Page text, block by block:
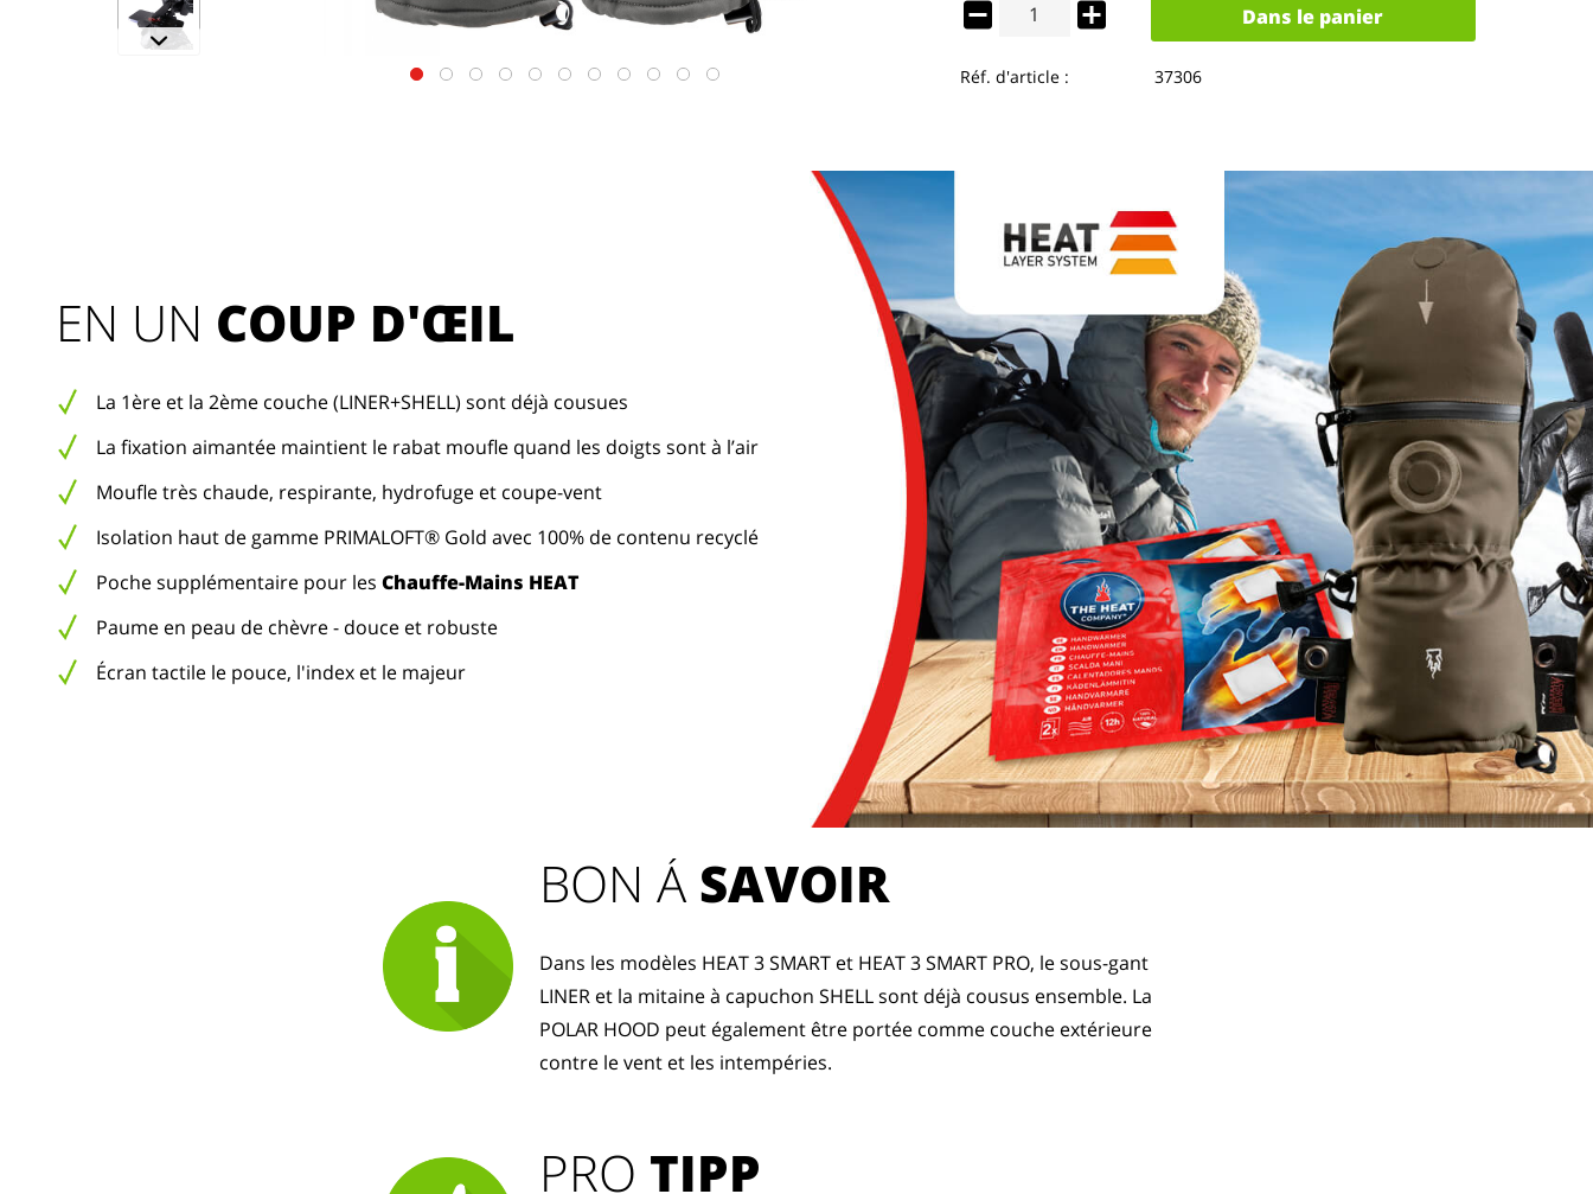
Dans le panier
Réf. d'article : 37306
EN UN COUP D'ŒIL
La 1ère et la 2ème couche (LINER+SHELL) sont déjà cousues
La fixation aimantée maintient le rabat moufle quand les doigts sont à l’air
Moufle très chaude, respirante, hydrofuge et coupe-vent
Isolation haut de gamme PRIMALOFT® Gold avec 100% de contenu recyclé
Poche supplémentaire pour les Chauffe-Mains HEAT
Paume en peau de chèvre - douce et robuste
Écran tactile le pouce, l'index et le majeur
PRO TIPP
BON Á SAVOIR
Dans les modèles HEAT 3 SMART et HEAT 3 SMART PRO, le sous-gant
LINER et la mitaine à capuchon SHELL sont déjà cousus ensemble. La
POLAR HOOD peut également être portée comme couche extérieure
contre le vent et les intempéries.